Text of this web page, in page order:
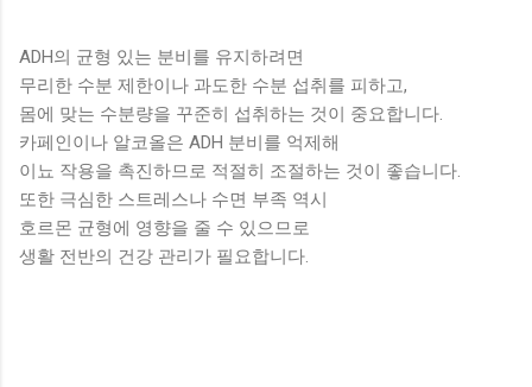
ADH의 균형 있는 분비를 유지하려면
무리한 수분 제한이나 과도한 수분 섭취를 피하고,
몸에 맞는 수분량을 꾸준히 섭취하는 것이 중요합니다.
카페인이나 알코올은 ADH 분비를 억제해
이뇨 작용을 촉진하므로 적절히 조절하는 것이 좋습니다.
또한 극심한 스트레스나 수면 부족 역시
호르몬 균형에 영향을 줄 수 있으므로
생활 전반의 건강 관리가 필요합니다.